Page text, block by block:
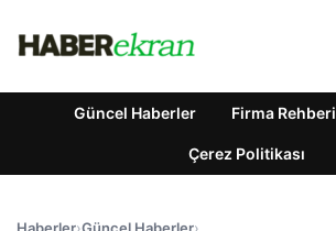
Güncel Haberler Firma Rehberi
Çerez Politikası